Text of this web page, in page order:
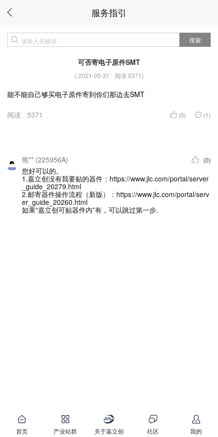
服务指引
搜索
可否寄电子原件SMT
(2021-05-31 阅读 5371)
能不能自己够买电子原件寄到你们那边去SMT
阅读 5371 (0) (1)
熊** (225956A) (0)
您好可以的。
1.嘉立创没有我要贴的器件：https://www.jlc.com/portal/server
_guide_20279.html
2.邮寄器件操作流程（新版）：https://www.jlc.com/portal/serv
er_guide_20260.html
如果“嘉立创可贴器件内”有，可以跳过第一步.
首页 产业站群 关于嘉立创 社区 我的